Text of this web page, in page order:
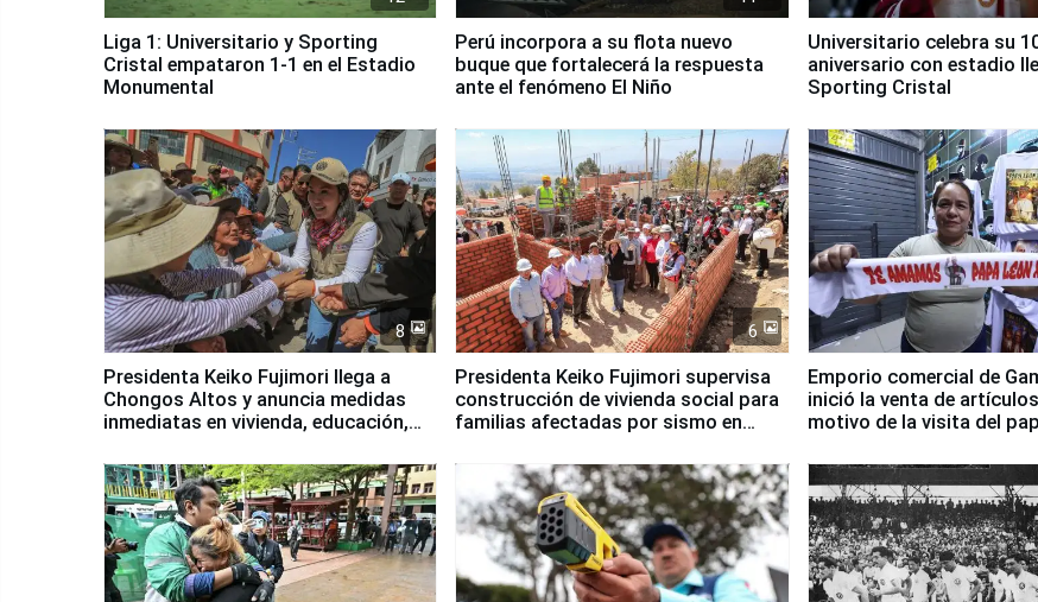
Liga 1: Universitario y Sporting
Cristal empataron 1-1 en el Estadio
Monumental
Perú incorpora a su flota nuevo
buque que fortalecerá la respuesta
ante el fenómeno El Niño
Universitario celebra su
aniversario con estadio
Sporting Cristal
8
Presidenta Keiko Fujimori llega a
Chongos Altos y anuncia medidas
inmediatas en vivienda, educación,
6
Presidenta Keiko Fujimori supervisa
construcción de vivienda social para
familias afectadas por sismo en
Emporio comercial de
inició la venta de
motivo de la visita del